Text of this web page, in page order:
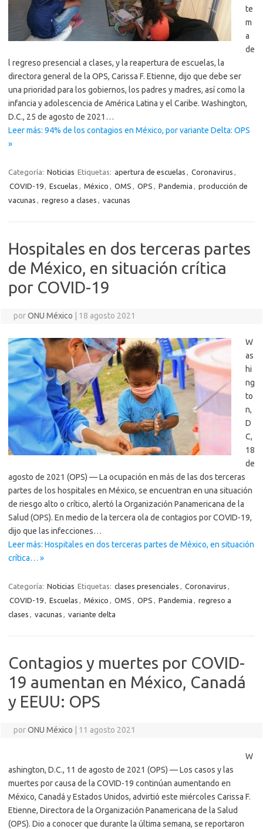
te
m
a
de
l regreso presencial a clases, y la reapertura de escuelas, la
directora general de la OPS, Carissa F. Etienne, dijo que debe ser
una prioridad para los gobiernos, los padres y madres, así como la
infancia y adolescencia de América Latina y el Caribe. Washington,
D.C., 25 de agosto de 2021…
Leer más: 94% de los contagios en México, por variante Delta: OPS
»
Categoría: Noticias Etiquetas: apertura de escuelas , Coronavirus ,
COVID-19, Escuelas , México , OMS , OPS , Pandemia , producción de
vacunas , regreso a clases , vacunas
Hospitales en dos terceras partes
de México, en situación crítica
por COVID-19
porONU México 18 agosto 2021
W
as
hi
ng
to
n,
D
C,
18
de
agosto de 2021 (OPS) — La ocupación en más de las dos terceras
partes de los hospitales en México, se encuentran en una situación
de riesgo alto o crítico, alertó la Organización Panamericana de la
Salud (OPS). En medio de la tercera ola de contagios por COVID-19,
dijo que las infecciones…
Leer más: Hospitales en dos terceras partes de México, en situación
crítica… »
Categoría: Noticias Etiquetas: clases presenciales , Coronavirus ,
COVID-19, Escuelas , México , OMS , OPS , Pandemia , regreso a
clases , vacunas , variante delta
Contagios y muertes por COVID-
19 aumentan en México, Canadá
y EEUU: OPS
porONU México 11 agosto 2021
W
ashington, D.C., 11 de agosto de 2021 (OPS) — Los casos y las
muertes por causa de la COVID-19 continúan aumentando en
México, Canadá y Estados Unidos, advirtió este miércoles Carissa F.
Etienne, Directora de la Organización Panamericana de la Salud
(OPS). Dio a conocer que durante la última semana, se reportaron